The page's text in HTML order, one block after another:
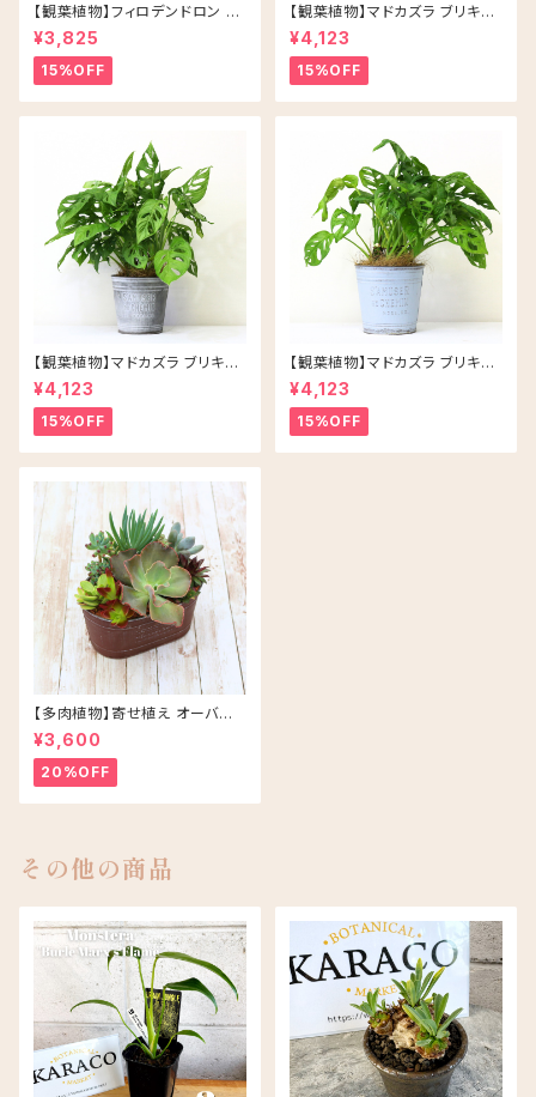
【観葉植物】フィロデンドロン ジ
ョーピー ネガミエル 3号 ネコチ
ップ 浅岡園芸 アロイド
¥3,825
15%OFF
【観葉植物】マドカズラ ブリキ缶
5号 鉢カラー/イエロー
¥4,123
15%OFF
【観葉植物】マドカズラ ブリキ缶
5号 鉢カラー/シルバー
¥4,123
15%OFF
【観葉植物】マドカズラ ブリキ缶
5号 鉢カラー/ブルー
¥4,123
15%OFF
【多肉植物】寄せ植え オーバル
アソート/ブラウン
¥3,600
20%OFF
その他の商品